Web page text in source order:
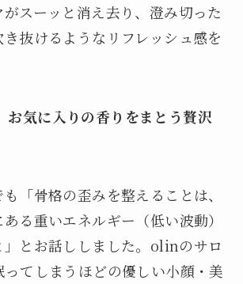
スーッと消え去り、澄み切った
抜けるようなリフレッシュ感を
お気に入りの香りをまとう贅沢
「骨格の歪みを整えることは、
る重いエネルギー（低い波動）
」とお話ししました。olinのサロ
ってしまうほどの優しい小顔・美